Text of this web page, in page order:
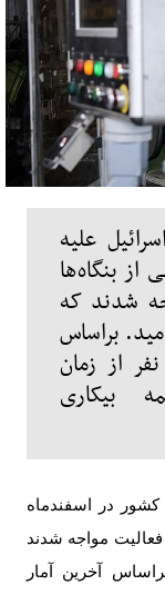
علیه
بنگاه‌ها
شدند که
براساس
۲۲۳هزار نفر از زمان
بیکاری
کشور در اسفندماه
مواجه شدند
آخرین آمار